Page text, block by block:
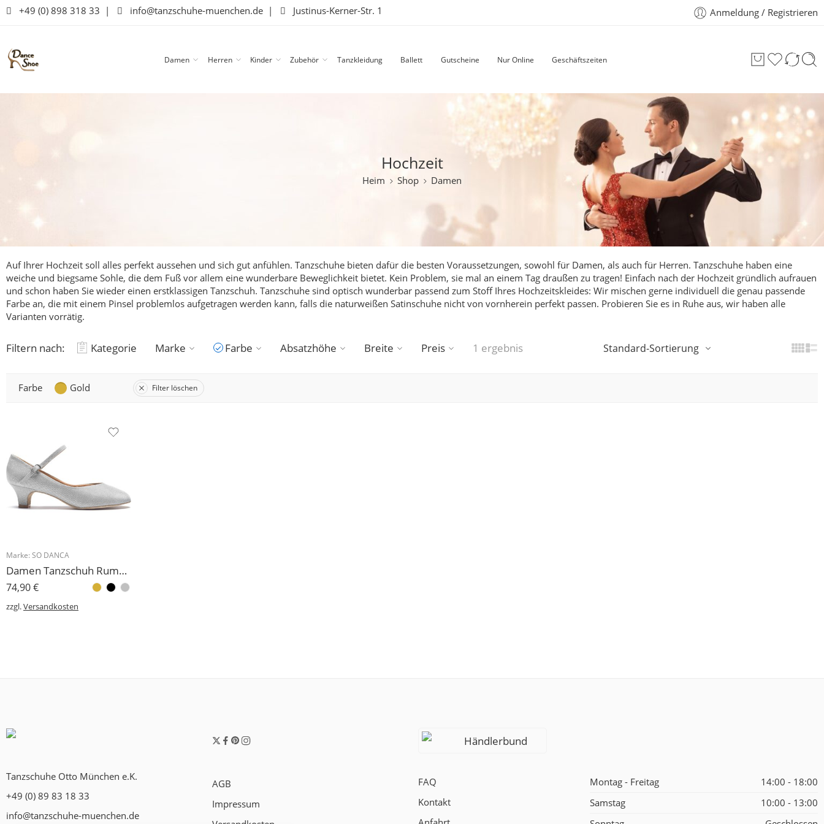
+49 (0) 898 318 33 | info@tanzschuhe-muenchen.de | Justinus-Kerner-Str. 1 Anmeldung / Registrieren
Damen Herren Kinder Zubehör Tanzkleidung Ballett Gutscheine Nur Online Geschäftszeiten
Hochzeit
Heim Shop Damen
Auf Ihrer Hochzeit soll alles perfekt aussehen und sich gut anfühlen. Tanzschuhe bieten dafür die besten Voraussetzungen, sowohl für Damen, als auch für Herren. Tanzschuhe haben eine
weiche und biegsame Sohle, die dem Fuß vor allem eine wunderbare Beweglichkeit bietet. Kein Problem, sie mal an einem Tag draußen zu tragen! Einfach nach der Hochzeit gründlich aufrauen
und schon haben Sie wieder einen erstklassigen Tanzschuh. Tanzschuhe sind optisch wunderbar passend zum Stoff Ihres Hochzeitskleides: Wir mischen gerne individuell die genau passende
Farbe an, die mit einem Pinsel problemlos aufgetragen werden kann, falls die naturweißen Satinschuhe nicht von vornherein perfekt passen. Probieren Sie es in Ruhe aus, wir haben alle
Varianten vorrätig.
Filtern nach: Kategorie Marke Farbe Absatzhöhe Breite Preis 1 ergebnis Standard-Sortierung
Farbe Gold Filter löschen
Marke: SO DANCA
Damen Tanzschuh Rumpf Modell BL116
74,90€
zzgl.Versandkosten
Tanzschuhe Otto München e.K.
+49 (0) 89 83 18 33
info@tanzschuhe-muenchen.de
AGB
Impressum
Händlerbund
FAQ
Kontakt
Montag - Freitag
14:00 - 18:00
Samstag
10:00 - 13:00